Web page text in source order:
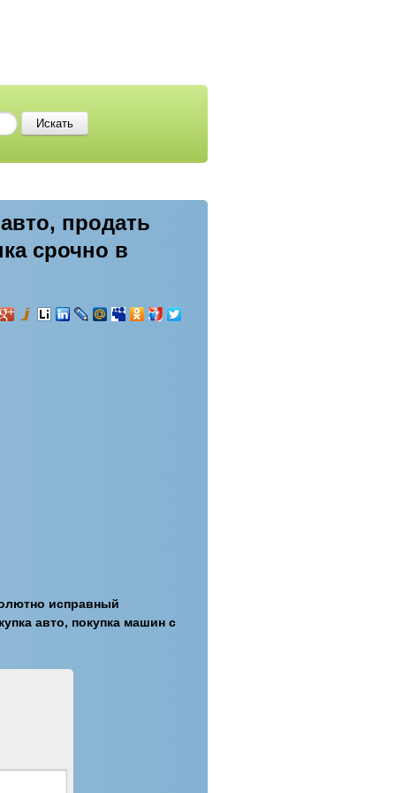
продать
срочно в
исправный
авто, покупка машин с